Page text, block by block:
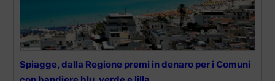
Spiagge, dalla Regione premi in denaro per i Comuni